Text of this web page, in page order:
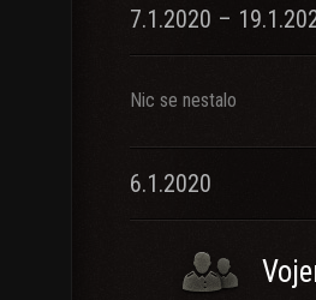
7.1.2020 –
Nic se nestalo
6.1.2020